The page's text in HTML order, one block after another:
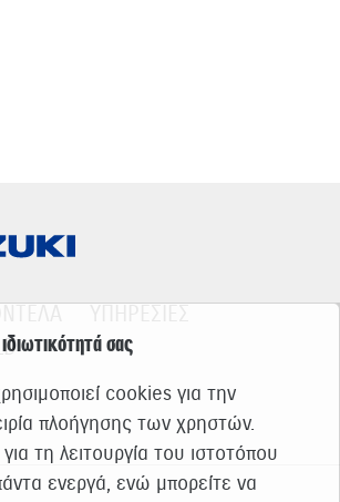
σας
cookies για την
πλοήγησης των χρηστών.
τη λειτουργία του ιστοτόπου
ενεργά, ενώ μπορείτε να